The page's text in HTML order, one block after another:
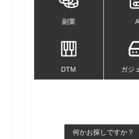
副業
DTM ガジ
何かお探しですか？